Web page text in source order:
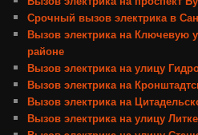
Срочный вызов электрика в
Вызов электрика на Ключевую
районе
Вызов электрика на улицу
Вызов электрика на
Вызов электрика на
Вызов электрика на улицу Литке